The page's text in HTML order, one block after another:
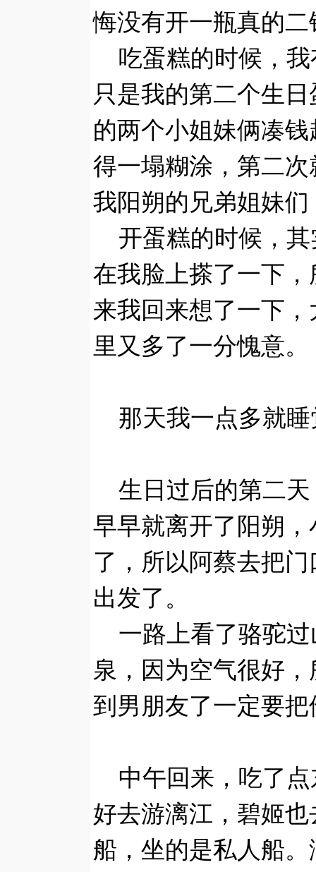
悔没有开一瓶真的
吃蛋糕的时候，我
只是我的第二个生
的两个小姐妹俩凑
得一塌糊涂，第二
我阳朔的兄弟姐妹们
开蛋糕的时候，其
在我脸上搽了一下
来我回来想了一下
里又多了一分愧意。
那天我一点多就睡
生日过后的第二天
早早就离开了阳朔
了，所以阿蔡去把
出发了。
一路上看了骆驼过
泉，因为空气很好
到男朋友了一定要
中午回来，吃了点
好去游漓江，碧姬
船，坐的是私人船